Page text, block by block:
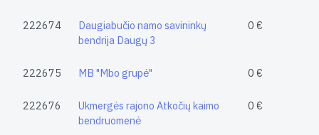
222674
Daugiabučio namo savininkų
bendrija Daugų 3
0 €
222675 MB "Mbo grupė" 0 €
222676
Ukmergės rajono Atkočių kaimo
bendruomenė
0 €